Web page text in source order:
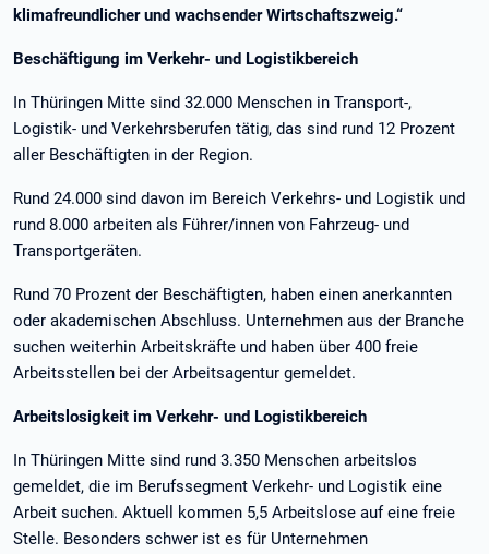
klimafreundlicher und wachsender Wirtschaftszweig.“
Beschäftigung im Verkehr- und Logistikbereich
In Thüringen Mitte sind 32.000 Menschen in Transport-,
Logistik- und Verkehrsberufen tätig, das sind rund 12 Prozent
aller Beschäftigten in der Region.
Rund 24.000 sind davon im Bereich Verkehrs- und Logistik und
rund 8.000 arbeiten als Führer/innen von Fahrzeug- und
Transportgeräten.
Rund 70 Prozent der Beschäftigten, haben einen anerkannten
oder akademischen Abschluss. Unternehmen aus der Branche
suchen weiterhin Arbeitskräfte und haben über 400 freie
Arbeitsstellen bei der Arbeitsagentur gemeldet.
Arbeitslosigkeit im Verkehr- und Logistikbereich
In Thüringen Mitte sind rund 3.350 Menschen arbeitslos
gemeldet, die im Berufssegment Verkehr- und Logistik eine
Arbeit suchen. Aktuell kommen 5,5 Arbeitslose auf eine freie
Stelle. Besonders schwer ist es für Unternehmen